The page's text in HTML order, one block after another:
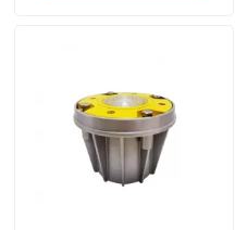
ไฟอุดตันพลังงานแสงอาทิตย์